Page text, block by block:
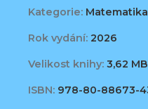
Kategorie: Matematika
Rok vydání: 2026
Velikost knihy: 3,62 MB
ISBN: 978-80-88673-